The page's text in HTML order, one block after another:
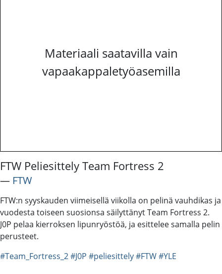
Materiaali saatavilla vain
vapaakappaletyöasemilla
FTW Peliesittely Team Fortress 2
― FTW
FTW:n syyskauden viimeisellä viikolla on pelinä vauhdikas ja
vuodesta toiseen suosionsa säilyttänyt Team Fortress 2.
J0P pelaa kierroksen lipunryöstöä, ja esittelee samalla pelin
perusteet.
#Team_Fortress_2#J0P #peliesittely#FTW#YLE